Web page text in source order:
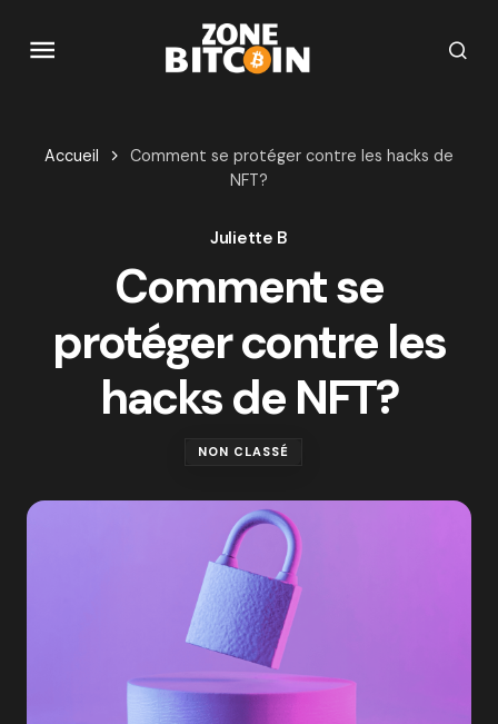
Accueil
Comment se protéger contre les hacks de
NFT?
Juliette B
Comment se
protéger contre les
hacks de NFT?
NON CLASSÉ